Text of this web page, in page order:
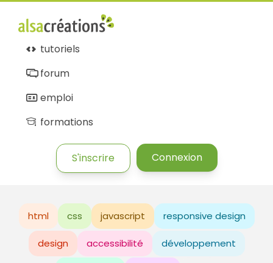
tutoriels
forum
emploi
formations
S'inscrire Connexion
html css javascript responsive design
design accessibilité développement